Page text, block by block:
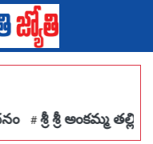
తల్లిని దర్శించుకున్న